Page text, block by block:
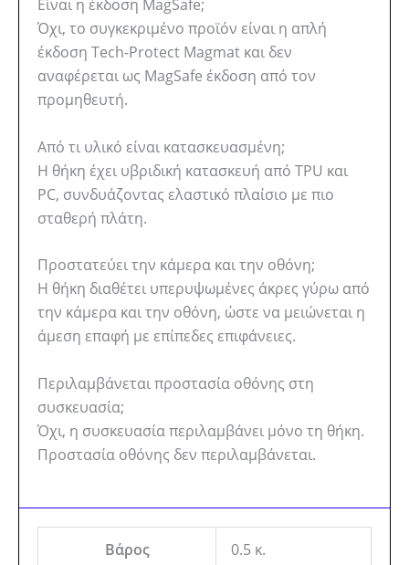
Είναι η έκδοση MagSafe;
Όχι, το συγκεκριμένο προϊόν είναι η απλή
έκδοση Tech-Protect Magmat και δεν
αναφέρεται ως MagSafe έκδοση από τον
προμηθευτή.
Από τι υλικό είναι κατασκευασμένη;
Η θήκη έχει υβριδική κατασκευή από TPU και
PC, συνδυάζοντας ελαστικό πλαίσιο με πιο
σταθερή πλάτη.
Προστατεύει την κάμερα και την οθόνη;
Η θήκη διαθέτει υπερυψωμένες άκρες γύρω από
την κάμερα και την οθόνη, ώστε να μειώνεται η
άμεση επαφή με επίπεδες επιφάνειες.
Περιλαμβάνεται προστασία οθόνης στη
συσκευασία;
Όχι, η συσκευασία περιλαμβάνει μόνο τη θήκη.
Προστασία οθόνης δεν περιλαμβάνεται.
Βάρος 0.5 κ.